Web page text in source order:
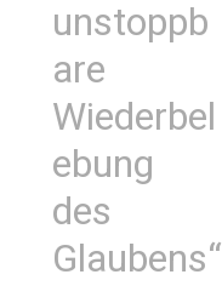
unstoppb
are
Wiederbel
ebung
des
Glaubens“